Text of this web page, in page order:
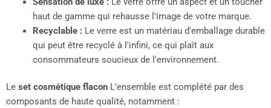
haut de gamme qui rehausse l'image de votre marque.
Recyclable :Le verre est un matériau d'emballage durable
qui peut être recyclé à l'infini, ce qui plaît aux
consommateurs soucieux de l'environnement.
Le set cosmétique flacon L'ensemble est complété par des
composants de haute qualité, notamment :